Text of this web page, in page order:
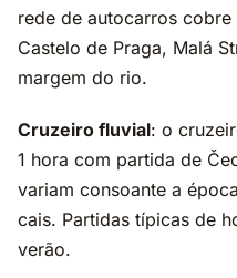
rede de autocarros
Castelo de Praga, Malá
margem do rio.
Cruzeiro fluvial: o
1 hora com partida de
variam consoante a
cais. Partidas típicas de
verão.